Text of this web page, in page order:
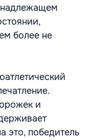
более не
и
это, победитель